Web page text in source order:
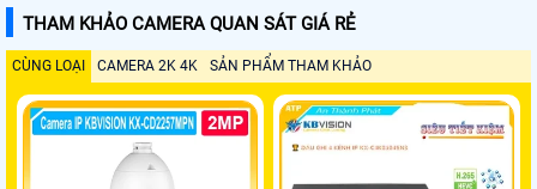
THAM KHẢO CAMERA QUAN SÁT GIÁ RẺ
CÙNG LOẠI CAMERA 2K 4K SẢN PHẨM THAM KHẢO